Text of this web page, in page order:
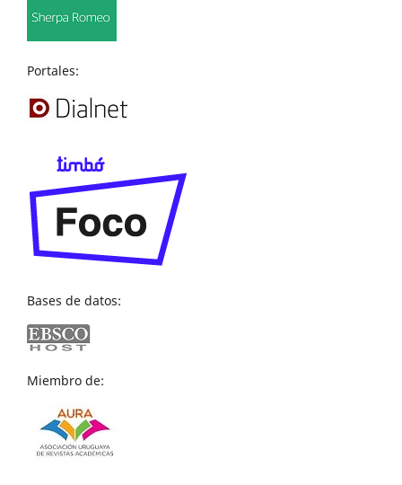
Portales:
Bases de datos:
Miembro de: